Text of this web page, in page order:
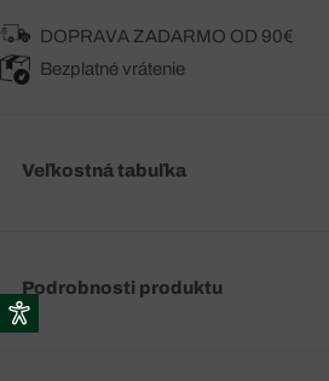
DOPRAVA ZADARMO OD 90€
Bezplatné vrátenie
Veľkostná tabuľka
Podrobnosti produktu